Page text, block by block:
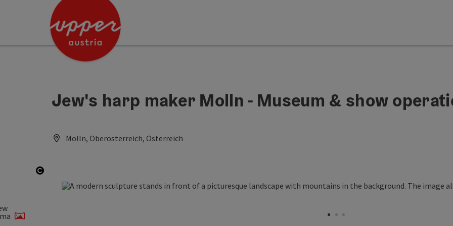
Accesskey
Accesskey
Jew's harp maker Molln - Museum & show
Molln, Oberösterreich, Österreich
Open copyright